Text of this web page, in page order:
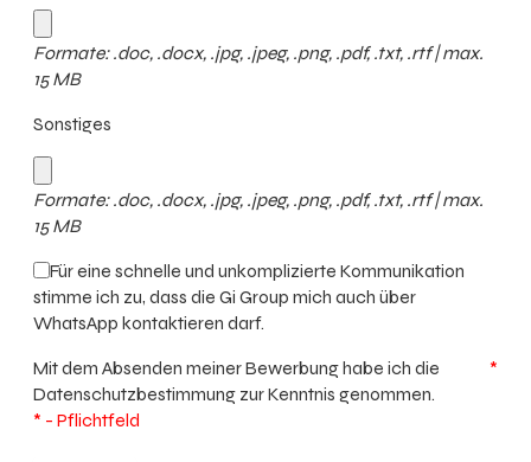
Formate: .doc, .docx, .jpg, .jpeg, .png, .pdf, .txt, .rtf | max.
15 MB
Sonstiges
Formate: .doc, .docx, .jpg, .jpeg, .png, .pdf, .txt, .rtf | max.
15 MB
Für eine schnelle und unkomplizierte Kommunikation
stimme ich zu, dass die Gi Group mich auch über
WhatsApp kontaktieren darf.
*
Mit dem Absenden meiner Bewerbung habe ich die
Datenschutzbestimmung zur Kenntnis genommen.
* - Pflichtfeld